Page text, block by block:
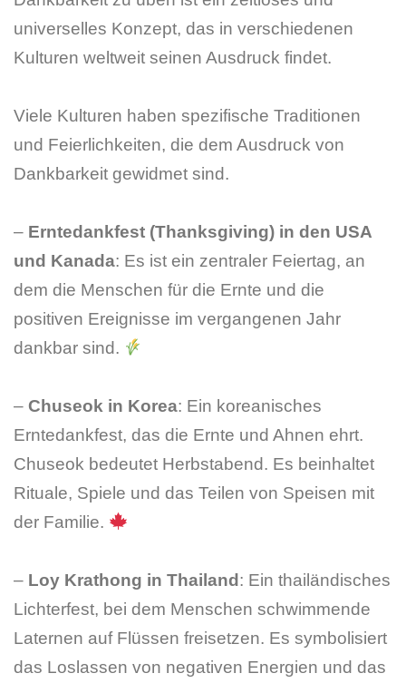
universelles Konzept, das in verschiedenen
Kulturen weltweit seinen Ausdruck findet.
Viele Kulturen haben spezifische Traditionen
und Feierlichkeiten, die dem Ausdruck von
Dankbarkeit gewidmet sind.
– Erntedankfest (Thanksgiving) in den USA
und Kanada: Es ist ein zentraler Feiertag, an
dem die Menschen für die Ernte und die
positiven Ereignisse im vergangenen Jahr
dankbar sind.
– Chuseok in Korea: Ein koreanisches
Erntedankfest, das die Ernte und Ahnen ehrt.
Chuseok bedeutet Herbstabend. Es beinhaltet
Rituale, Spiele und das Teilen von Speisen mit
der Familie.
– Loy Krathong in Thailand : Ein thailändisches
Lichterfest, bei dem Menschen schwimmende
Laternen auf Flüssen freisetzen. Es symbolisiert
das Loslassen von negativen Energien und das